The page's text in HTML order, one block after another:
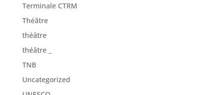
Terminale CTRM
Théâtre
théâtre
théâtre _
TNB
Uncategorized